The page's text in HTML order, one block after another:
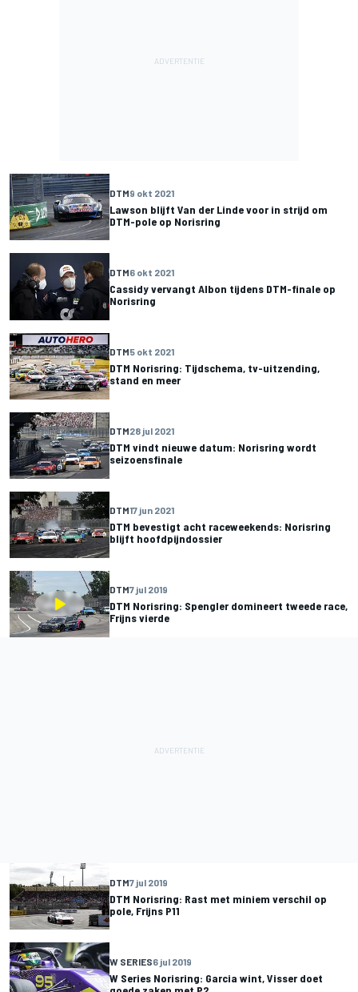
DTM9 okt 2021
Lawson blijft Van der Linde voor in strijd om
DTM-pole op Norisring
DTM6 okt 2021
Cassidy vervangt Albon tijdens DTM-finale op
Norisring
DTM5 okt 2021
DTM Norisring: Tijdschema, tv-uitzending,
stand en meer
DTM28 jul 2021
DTM vindt nieuwe datum: Norisring wordt
seizoensfinale
DTM17 jun 2021
DTM bevestigt acht raceweekends: Norisring
blijft hoofdpijndossier
DTM7 jul 2019
DTM Norisring: Spengler domineert tweede race,
Frijns vierde
DTM7 jul 2019
DTM Norisring: Rast met miniem verschil op
pole, Frijns P11
W SERIES6 jul 2019
W Series Norisring: Garcia wint, Visser doet